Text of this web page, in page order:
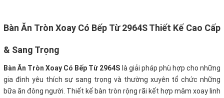
Bàn Ăn Tròn Xoay Có Bếp Từ 2964S Thiết Kế Cao Cấp
& Sang Trọng
Bàn Ăn Tròn Xoay Có Bếp Từ 2964S là giải pháp phù hợp cho những
gia đình yêu thích sự sang trọng và thường xuyên tổ chức những
bữa ăn đông người. Thiết kế bàn tròn rộng rãi kết hợp mâm xoay linh